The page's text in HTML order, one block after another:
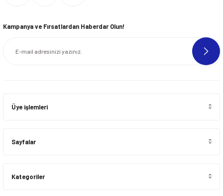
Kampanya ve Fırsatlardan Haberdar Olun!
Üye işlemleri
Sayfalar
Kategoriler